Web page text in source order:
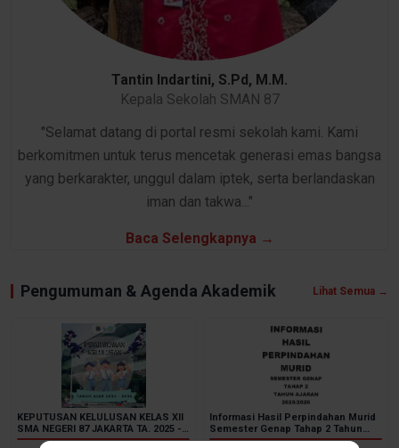
Pengumuman & Agenda Akademik Lihat Semua →
KEPUTUSAN KELULUSAN KELAS XII
SMA NEGERI 87 JAKARTA TA. 2025 -
2026
Informasi Hasil Perpindahan Murid
Semester Genap Tahap 2 Tahun
Ajaran 2025/2026
Tantin Indartini, S.Pd, M.M.
Kepala Sekolah SMAN 87
"Selamat datang di portal resmi sekolah kami. Kami
berkomitmen untuk terus mencetak generasi emas bangsa
yang berkarakter, unggul dalam iptek, serta berlandaskan
iman dan takwa..."
Baca Selengkapnya →